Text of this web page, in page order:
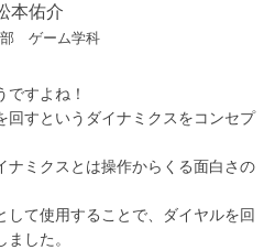
本佑介
部 ゲーム学科
ですよね！
回すというダイナミクスをコンセプ
ナミクスとは操作からくる面白さの
て使用することで、ダイヤルを回
した。